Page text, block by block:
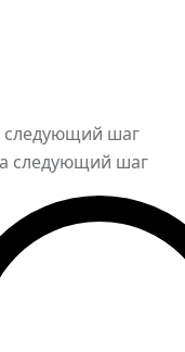
На следующий шаг